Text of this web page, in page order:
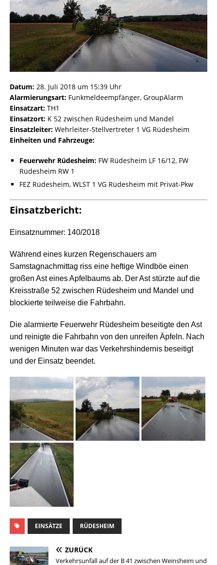
Datum: 28. Juli 2018 um 15:39 Uhr
Alarmierungsart: Funkmeldeempfänger, GroupAlarm
Einsatzart: TH1
Einsatzort: K 52 zwischen Rüdesheim und Mandel
Einsatzleiter: Wehrleiter-Stellvertreter 1 VG Rüdesheim
Einheiten und Fahrzeuge:
Feuerwehr Rüdesheim: FW Rüdesheim LF 16/12, FW
Rüdesheim RW 1
FEZ Rüdesheim, WLST 1 VG Rüdesheim mit Privat-Pkw
Einsatzbericht:
Einsatznummer: 140/2018
Während eines kurzen Regenschauers am
Samstagnachmittag riss eine heftige Windböe einen
großen Ast eines Apfelbaums ab. Der Ast stürzte auf die
Kreisstraße 52 zwischen Rüdesheim und Mandel und
blockierte teilweise die Fahrbahn.
Die alarmierte Feuerwehr Rüdesheim beseitigte den Ast
und reinigte die Fahrbahn von den unreifen Äpfeln. Nach
wenigen Minuten war das Verkehrshindernis beseitigt
und der Einsatz beendet.
EINSÄTZE RÜDESHEIM
ZURÜCK
Verkehrsunfall auf der B 41 zwischen Weinsheim und